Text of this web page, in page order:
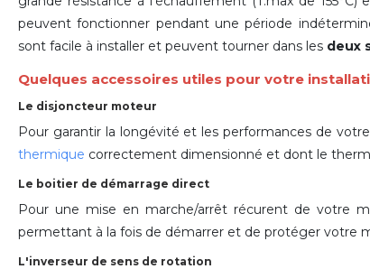
peuvent fonctionner pendant une période
sont facile à installer et peuvent tourner dans les deux
Quelques accessoires utiles pour votre
Le disjoncteur moteur
Pour garantir la longévité et les performances de
thermique correctement dimensionné et dont le
Le boitier de démarrage direct
Pour une mise en marche/arrêt récurent de votre
permettant à la fois de démarrer et de protéger votre
L'inverseur de sens de rotation